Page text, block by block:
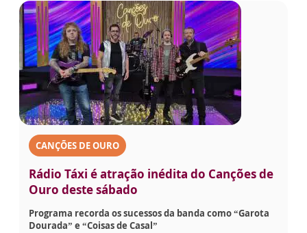
CANÇÕES DE OURO
Rádio Táxi é atração inédita do Canções de
Ouro deste sábado
Programa recorda os sucessos da banda como “Garota
Dourada” e “Coisas de Casal”